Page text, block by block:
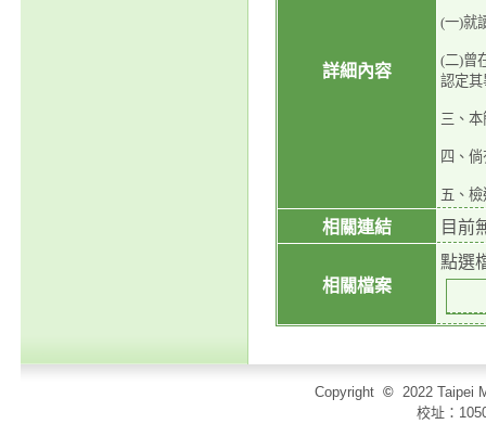
詳細內容
(一)就
(二)曾
認定其
三、
四、
五、
相關連結 目前
相關檔案
點選
Copyright © 2022 Taipei
校址：